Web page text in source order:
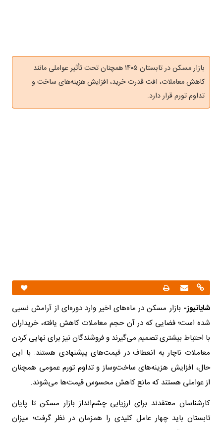
بازار مسکن در تابستان ۱۴۰۵ همچنان تحت تأثیر عواملی مانند
کاهش معاملات، افت قدرت خرید، افزایش هزینه‌های ساخت و
تداوم تورم قرار دارد.
شایانیوز- بازار مسکن در ماه‌های اخیر وارد دوره‌ای از آرامش نسبی
شده است؛ فضایی که در آن حجم معاملات کاهش یافته، خریداران
با احتیاط بیشتری تصمیم می‌گیرند و فروشندگان نیز برای نهایی کردن
معاملات ناچار به انعطاف در قیمت‌های پیشنهادی هستند. با این
حال، افزایش هزینه‌های ساخت‌وساز و تداوم تورم عمومی همچنان
از عواملی هستند که مانع کاهش محسوس قیمت‌ها می‌شوند.
کارشناسان معتقدند برای ارزیابی چشم‌انداز بازار مسکن تا پایان
تابستان باید چهار عامل کلیدی را همزمان در نظر گرفت؛ میزان